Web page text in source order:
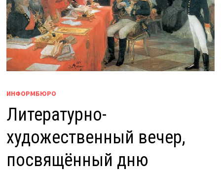
ИНФОРМБЮРО
Литературно-
художественный вечер,
посвящённый дню